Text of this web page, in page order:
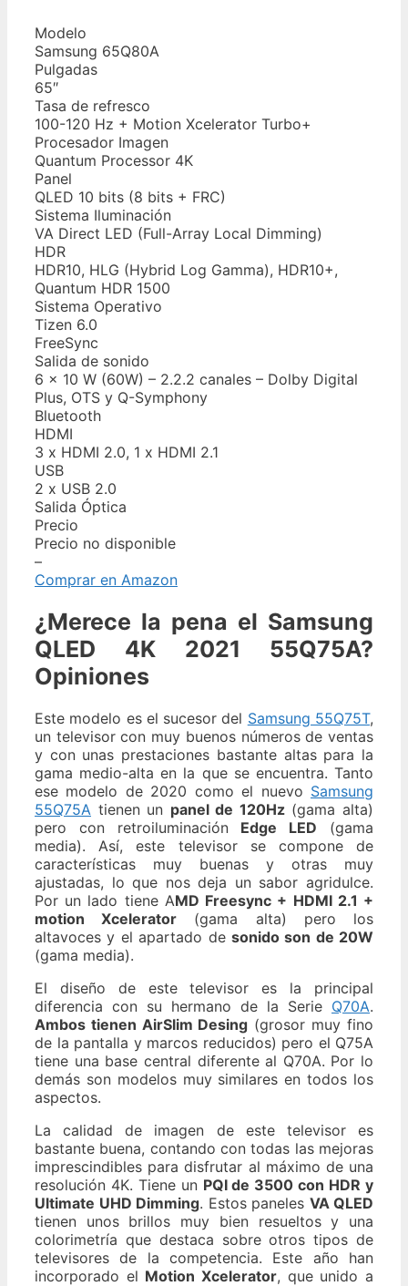
Modelo
Samsung 65Q80A
Pulgadas
65″
Tasa de refresco
100-120 Hz + Motion Xcelerator Turbo+
Procesador Imagen
Quantum Processor 4K
Panel
QLED 10 bits (8 bits + FRC)
Sistema Iluminación
VA Direct LED (Full-Array Local Dimming)
HDR
HDR10, HLG (Hybrid Log Gamma), HDR10+,
Quantum HDR 1500
Sistema Operativo
Tizen 6.0
FreeSync
Salida de sonido
6 x 10 W (60W) – 2.2.2 canales – Dolby Digital
Plus, OTS y Q-Symphony
Bluetooth
HDMI
3 x HDMI 2.0, 1 x HDMI 2.1
USB
2 x USB 2.0
Salida Óptica
Precio
Precio no disponible
–
Comprar en Amazon
¿Merece la pena el Samsung
QLED 4K 2021 55Q75A?
Opiniones
Este modelo es el sucesor del Samsung 55Q75T,
un televisor con muy buenos números de ventas
y con unas prestaciones bastante altas para la
gama medio-alta en la que se encuentra. Tanto
ese modelo de 2020 como el nuevo Samsung
55Q75A tienen un panel de 120Hz(gama alta)
pero con retroiluminación Edge LED (gama
media). Así, este televisor se compone de
características muy buenas y otras muy
ajustadas, lo que nos deja un sabor agridulce.
Por un lado tiene AMD Freesync + HDMI 2.1 +
motion Xcelerator (gama alta) pero los
altavoces y el apartado de sonido son de 20W
(gama media).
El diseño de este televisor es la principal
diferencia con su hermano de la Serie Q70A.
Ambos tienen AirSlim Desing (grosor muy fino
de la pantalla y marcos reducidos) pero el Q75A
tiene una base central diferente al Q70A. Por lo
demás son modelos muy similares en todos los
aspectos.
La calidad de imagen de este televisor es
bastante buena, contando con todas las mejoras
imprescindibles para disfrutar al máximo de una
resolución 4K. Tiene un PQI de 3500 con HDR y
Ultimate UHD Dimming. Estos paneles VA QLED
tienen unos brillos muy bien resueltos y una
colorimetría que destaca sobre otros tipos de
televisores de la competencia. Este año han
incorporado el Motion Xcelerator, que unido a